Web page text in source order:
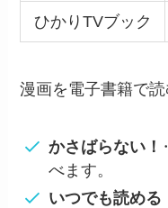
ひかりTVブック
漫画を電子書籍で読
かさばらない！
べます。
いつでも読める